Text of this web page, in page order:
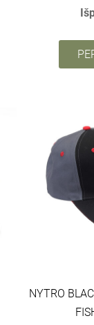
NYTRO